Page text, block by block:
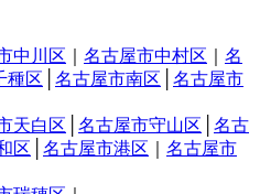
中川区 名古屋市中村区
名
種区 名古屋市南区
名古屋市
天白区 名古屋市守山区
名古
区 名古屋市港区
名古屋市